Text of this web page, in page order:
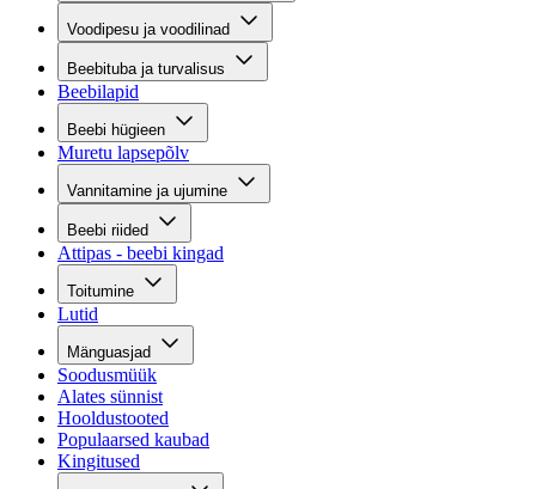
Voodipesu ja voodilinad
Beebituba ja turvalisus
Beebilapid
Beebi hügieen
Muretu lapsepõlv
Vannitamine ja ujumine
Beebi riided
Attipas - beebi kingad
Toitumine
Lutid
Mänguasjad
Soodusmüük
Alates sünnist
Hooldustooted
Populaarsed kaubad
Kingitused